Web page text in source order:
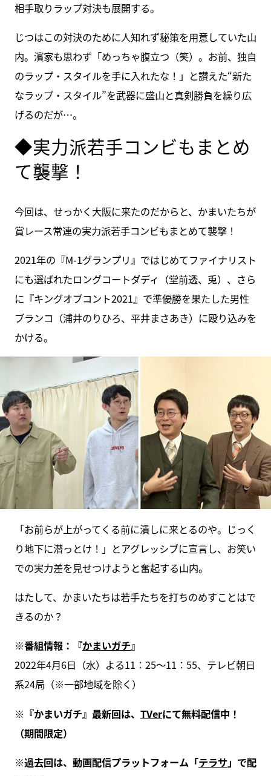
相手取りラップ対決も展開する。
じつはこの対決のために人知れず秘策を用意していた山
内。濱家も思わず「めっちゃ腹立つ（笑）。お前、独自
のラップ・スタイルを手に入れたな！」と讃えた“新た
なラップ・スタイル”を武器に盛山と真剣勝負を繰り広
げるのだが…。
◆実力派若手コンビもまとめ
て襲撃！
今回は、せっかく大阪に来たのだからと、かまいたちが
賞レース常連の実力派若手コンビもまとめて襲撃！
2021年の『M-1グランプリ』ではじめてファイナリスト
にも選ばれたロングコートダディ（堂前透、兎）、さら
に『キングオブコント2021』で準優勝を果たした男性
ブランコ（浦井のりひろ、平井まさあき）に殴り込みを
かける。
「お前らが上がってくる前に潰しに来とるのや。じっく
り地下に潜っとけ！」とアグレッシブに宣言し、お笑い
での実力差を見せつけようと奮起する山内。
はたして、かまいたちは若手たちを打ちのめすことはで
きるのか？
※番組情報：『かまいガチ』
2022年4月6日（水）よる11：25～11：55、テレビ朝日
系24局（※一部地域を除く）
※『かまいガチ』最新回は、 TVerにて無料配信中！
（期間限定）
※過去回は、動画配信プラットフォーム「テラサ」で配